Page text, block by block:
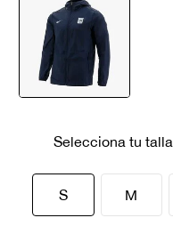
Selecciona tu talla
Sseleccionado
M